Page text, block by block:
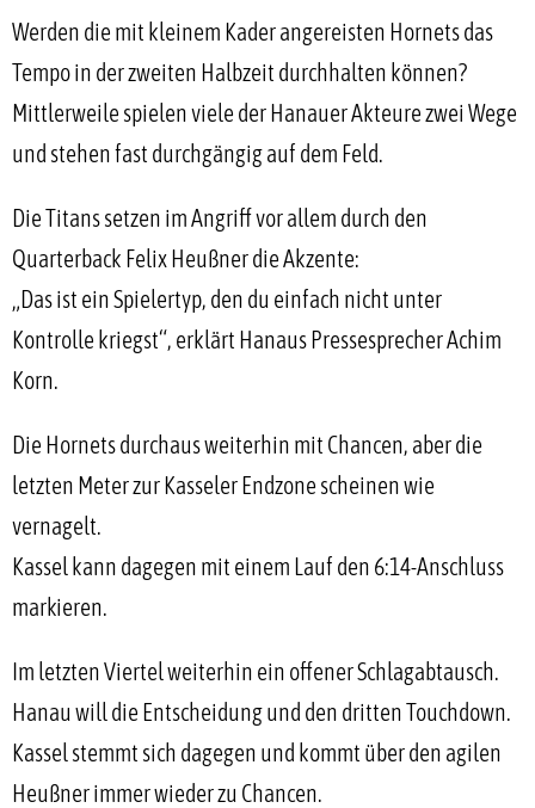
Werden die mit kleinem Kader angereisten Hornets das
Tempo in der zweiten Halbzeit durchhalten können?
Mittlerweile spielen viele der Hanauer Akteure zwei Wege
und stehen fast durchgängig auf dem Feld.
Die Titans setzen im Angriff vor allem durch den
Quarterback Felix Heußner die Akzente:
„Das ist ein Spielertyp, den du einfach nicht unter
Kontrolle kriegst“, erklärt Hanaus Pressesprecher Achim
Korn.
Die Hornets durchaus weiterhin mit Chancen, aber die
letzten Meter zur Kasseler Endzone scheinen wie
vernagelt.
Kassel kann dagegen mit einem Lauf den 6:14-Anschluss
markieren.
Im letzten Viertel weiterhin ein offener Schlagabtausch.
Hanau will die Entscheidung und den dritten Touchdown.
Kassel stemmt sich dagegen und kommt über den agilen
Heußner immer wieder zu Chancen.